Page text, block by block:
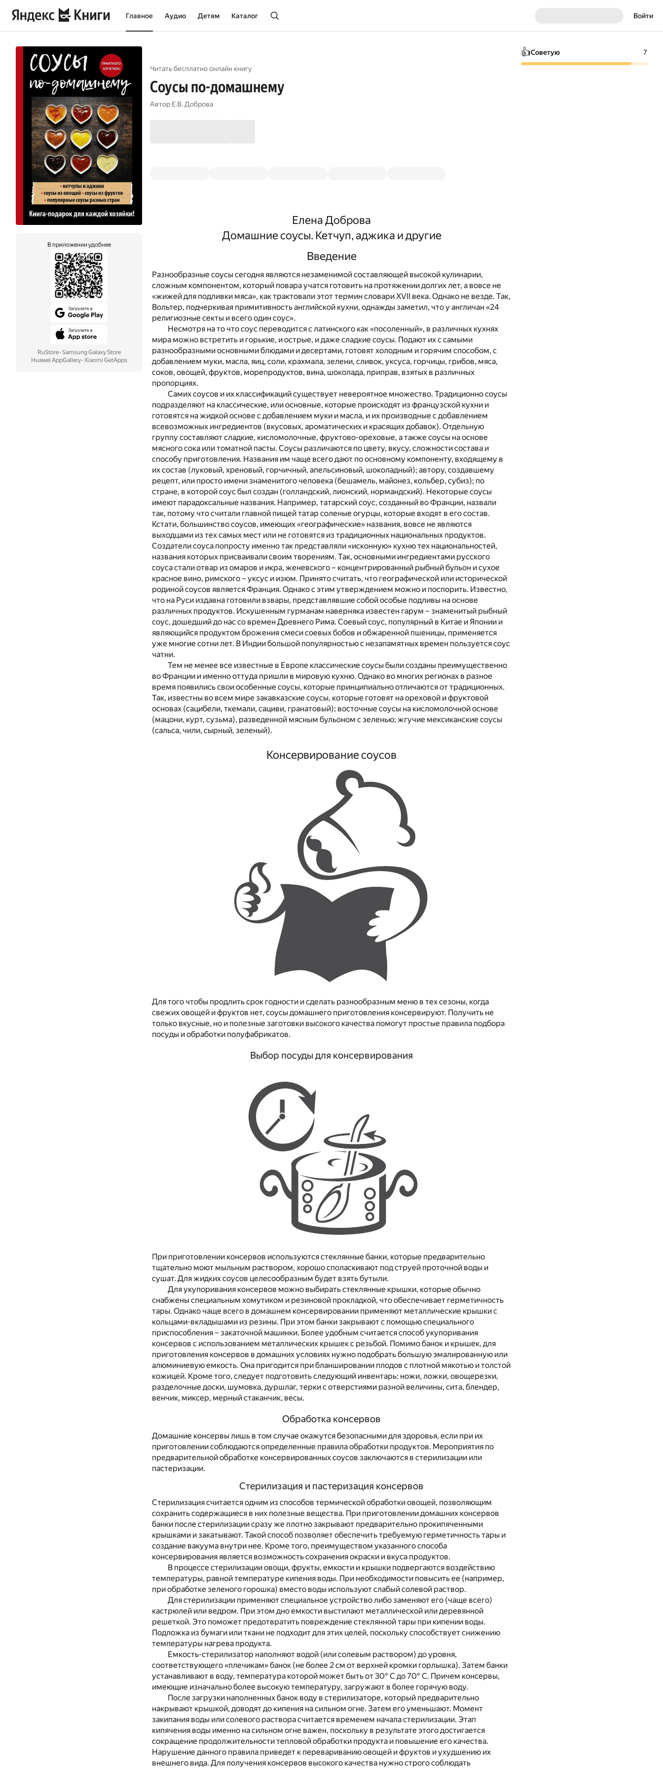
Главное Аудио Детям Каталог Войти
В приложении удобнее
RuStore· Samsung Galaxy Store
Huawei AppGallery· Xiaomi GetApps
Читать бесплатно онлайн книгу
Соусы по-домашнему
Автор Е.В. Доброва
Елена Доброва
Домашние соусы. Кетчуп, аджика и другие
Введение
Разнообразные соусы сегодня являются незаменимой составляющей высокой кулинарии,
сложным компонентом, который повара учатся готовить на протяжении долгих лет, а вовсе не
«жижей для подливки мяса», как трактовали этот термин словари XVII века. Однако не везде. Так,
Вольтер, подчеркивая примитивность английской кухни, однажды заметил, что у англичан «24
религиозные секты и всего один соус».
Несмотря на то что соус переводится с латинского как «посоленный», в различных кухнях
мира можно встретить и горькие, и острые, и даже сладкие соусы. Подают их с самыми
разнообразными основными блюдами и десертами, готовят холодным и горячим способом, с
добавлением муки, масла, яиц, соли, крахмала, зелени, сливок, уксуса, горчицы, грибов, мяса,
соков, овощей, фруктов, морепродуктов, вина, шоколада, приправ, взятых в различных
пропорциях.
Самих соусов и их классификаций существует невероятное множество. Традиционно соусы
подразделяют на классические, или основные, которые происходят из французской кухни и
готовятся на жидкой основе с добавлением муки и масла, и их производные с добавлением
всевозможных ингредиентов (вкусовых, ароматических и красящих добавок). Отдельную
группу составляют сладкие, кисломолочные, фруктово-ореховые, а также соусы на основе
мясного сока или томатной пасты. Соусы различаются по цвету, вкусу, сложности состава и
способу приготовления. Названия им чаще всего дают по основному компоненту, входящему в
их состав (луковый, хреновый, горчичный, апельсиновый, шоколадный); автору, создавшему
рецепт, или просто имени знаменитого человека (бешамель, майонез, кольбер, субиз); по
стране, в которой соус был создан (голландский, лионский, нормандский). Некоторые соусы
имеют парадоксальные названия. Например, татарский соус, созданный во Франции, назвали
так, потому что считали главной пищей татар соленые огурцы, которые входят в его состав.
Кстати, большинство соусов, имеющих «географические» названия, вовсе не являются
выходцами из тех самых мест или не готовятся из традиционных национальных продуктов.
Создатели соуса попросту именно так представляли «исконную» кухню тех национальностей,
названия которых присваивали своим творениям. Так, основными ингредиентами русского
соуса стали отвар из омаров и икра, женевского – концентрированный рыбный бульон и сухое
красное вино, римского – уксус и изюм. Принято считать, что географической или исторической
родиной соусов является Франция. Однако с этим утверждением можно и поспорить. Известно,
что на Руси издавна готовили взвары, представлявшие собой особые подливы на основе
различных продуктов. Искушенным гурманам наверняка известен гарум – знаменитый рыбный
соус, дошедший до нас со времен Древнего Рима. Соевый соус, популярный в Китае и Японии и
являющийся продуктом брожения смеси соевых бобов и обжаренной пшеницы, применяется
уже многие сотни лет. В Индии большой популярностью с незапамятных времен пользуется соус
чатни.
Тем не менее все известные в Европе классические соусы были созданы преимущественно
во Франции и именно оттуда пришли в мировую кухню. Однако во многих регионах в разное
время появились свои особенные соусы, которые принципиально отличаются от традиционных.
Так, известны во всем мире закавказские соусы, которые готовят на ореховой и фруктовой
основах (сацибели, ткемали, сациви, гранатовый); восточные соусы на кисломолочной основе
(мацони, курт, сузьма), разведенной мясным бульоном с зеленью; жгучие мексиканские соусы
(сальса, чили, сырный, зеленый).
Консервирование соусов
Для того чтобы продлить срок годности и сделать разнообразным меню в тех сезоны, когда
свежих овощей и фруктов нет, соусы домашнего приготовления консервируют. Получить не
только вкусные, но и полезные заготовки высокого качества помогут простые правила подбора
посуды и обработки полуфабрикатов.
Выбор посуды для консервирования
При приготовлении консервов используются стеклянные банки, которые предварительно
тщательно моют мыльным раствором, хорошо споласкивают под струей проточной воды и
сушат. Для жидких соусов целесообразным будет взять бутыли.
Для укупоривания консервов можно выбирать стеклянные крышки, которые обычно
снабжены специальным хомутиком и резиновой прокладкой, что обеспечивает герметичность
тары. Однако чаще всего в домашнем консервировании применяют металлические крышки с
кольцами-вкладышами из резины. При этом банки закрывают с помощью специального
приспособления – закаточной машинки. Более удобным считается способ укупоривания
консервов с использованием металлических крышек с резьбой. Помимо банок и крышек, для
приготовления консервов в домашних условиях нужно подобрать большую эмалированную или
алюминиевую емкость. Она пригодится при бланшировании плодов с плотной мякотью и толстой
кожицей. Кроме того, следует подготовить следующий инвентарь: ножи, ложки, овощерезки,
разделочные доски, шумовка, дуршлаг, терки с отверстиями разной величины, сита, блендер,
венчик, миксер, мерный стаканчик, весы.
Обработка консервов
Домашние консервы лишь в том случае окажутся безопасными для здоровья, если при их
приготовлении соблюдаются определенные правила обработки продуктов. Мероприятия по
предварительной обработке консервированных соусов заключаются в стерилизации или
пастеризации.
Стерилизация и пастеризация консервов
Стерилизация считается одним из способов термической обработки овощей, позволяющим
сохранить содержащиеся в них полезные вещества. При приготовлении домашних консервов
банки после стерилизации сразу же плотно закрывают предварительно прокипяченными
крышками и закатывают. Такой способ позволяет обеспечить требуемую герметичность тары и
создание вакуума внутри нее. Кроме того, преимуществом указанного способа
консервирования является возможность сохранения окраски и вкуса продуктов.
В процессе стерилизации овощи, фрукты, емкости и крышки подвергаются воздействию
температуры, равной температуре кипения воды. При необходимости повысить ее (например,
при обработке зеленого горошка) вместо воды используют слабый солевой раствор.
Для стерилизации применяют специальное устройство либо заменяют его (чаще всего)
кастрюлей или ведром. При этом дно емкости выстилают металлической или деревянной
решеткой. Это поможет предотвратить повреждение стеклянной тары при кипении воды.
Подложка из бумаги или ткани не подходит для этих целей, поскольку способствует снижению
температуры нагрева продукта.
Емкость-стерилизатор наполняют водой (или солевым раствором) до уровня,
соответствующего «плечикам» банок (не более 2 см от верхней кромки горлышка). Затем банки
устанавливают в воду, температура которой может быть от 30° С до 70° С. Причем консервы,
имеющие изначально более высокую температуру, загружают в более горячую воду.
После загрузки наполненных банок воду в стерилизаторе, который предварительно
накрывают крышкой, доводят до кипения на сильном огне. Затем его уменьшают. Момент
закипания воды или солевого раствора считается временем начала стерилизации. Этап
кипячения воды именно на сильном огне важен, поскольку в результате этого достигается
сокращение продолжительности тепловой обработки продукта и повышение его качества.
Нарушение данного правила приведет к перевариванию овощей и фруктов и ухудшению их
внешнего вида. Для получения консервов высокого качества нужно строго соблюдать
👍Советую 7